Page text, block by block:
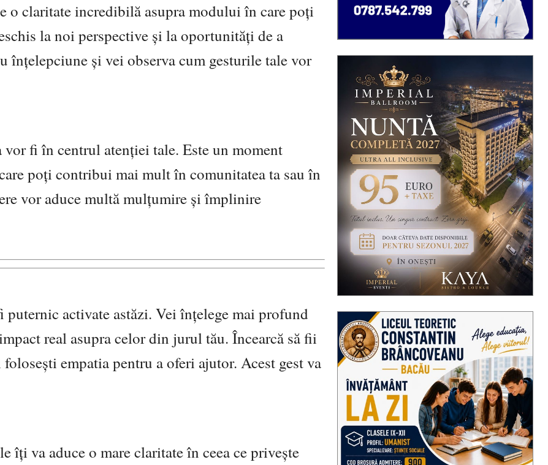
o claritate incredibilă asupra modului în care poți
la noi perspective și la oportunități de a
înțelepciune și vei observa cum gesturile tale vor
fi în centrul atenției tale. Este un moment
poți contribui mai mult în comunitatea ta sau în
vor aduce multă mulțumire și împlinire
activate astăzi. Vei înțelege mai profund
real asupra celor din jurul tău. Încearcă să fii
empatia pentru a oferi ajutor. Acest gest va
îți va aduce o mare claritate în ceea ce privește